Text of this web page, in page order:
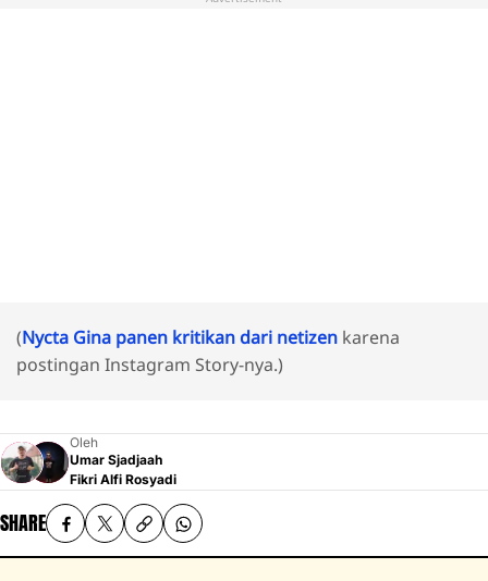
(Nycta Gina panen kritikan dari netizen karena
postingan Instagram Story-nya.)
Oleh
Umar Sjadjaah
Fikri Alfi Rosyadi
SHARE